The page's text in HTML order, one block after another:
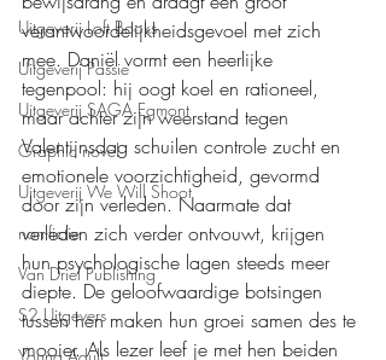
Uitgeverij Loft Books
Uitgeverij Passie
Uitgeverij SAGA Egmont
Graphic novel
Uitgeverij We Will Shoot
non-fictie
Van Driel Publishing
S2 Uitgevers
verantwoordelijkheidsgevoel met zich
mee. Daniël vormt een heerlijke
tegenpool: hij oogt koel en rationeel,
maar achter zijn weerstand tegen
Valentijnsdag schuilen controle zucht en
emotionele voorzichtigheid, gevormd
door zijn verleden. Naarmate dat
verleden zich verder ontvouwt, krijgen
hun psychologische lagen steeds meer
diepte. De geloofwaardige botsingen
tussen hen maken hun groei samen des te
mooier. Als lezer leef je met hen beiden